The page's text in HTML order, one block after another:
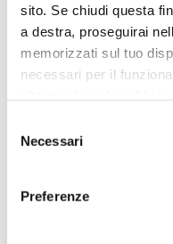
sito. Se chiudi questa
a destra, proseguirai
memorizzati sul tuo
necessari per il
delNecessari
Preferenze
hotel Dove dormire
holiday_village Pacchetti e